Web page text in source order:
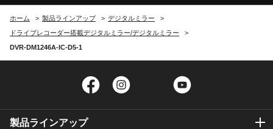
ホーム 製品ラインアップ
デジタルミラー
ドライブレコーダー搭載デジタルミラー/デジタルミラー
DVR-DM1246A-IC-D5-1
Facebook Twitter
製品ラインアップ